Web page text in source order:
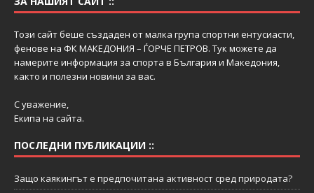
Този сайт беше създаден от малка група спортни ентусиасти,
фенове на ФК МАКЕДОНИЯ – ЃОРЧЕ ПЕТРОВ. Тук можете да
намерите информация за спорта в България и Македония,
както и полезни новини за вас.
С уважение,
Екипа на сайта.
ПОСЛЕДНИ ПУБЛИКАЦИИ ::
Защо каякингът е предпочитана активност сред природата?